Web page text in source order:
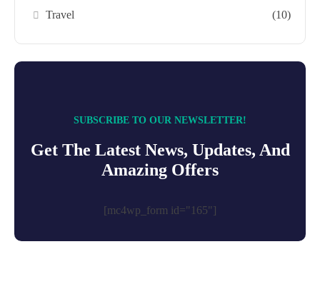
Travel (10)
SUBSCRIBE TO OUR NEWSLETTER!
Get The Latest News, Updates, And
Amazing Offers
[mc4wp_form id="165"]